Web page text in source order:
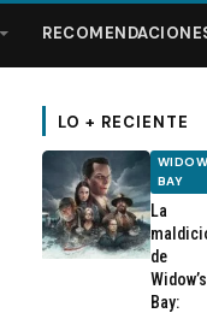
LO + RECIENTE
BAY
La
de
Widow’s
Bay: